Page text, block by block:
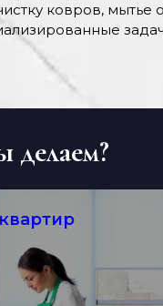
ковров, мытье
делаем?